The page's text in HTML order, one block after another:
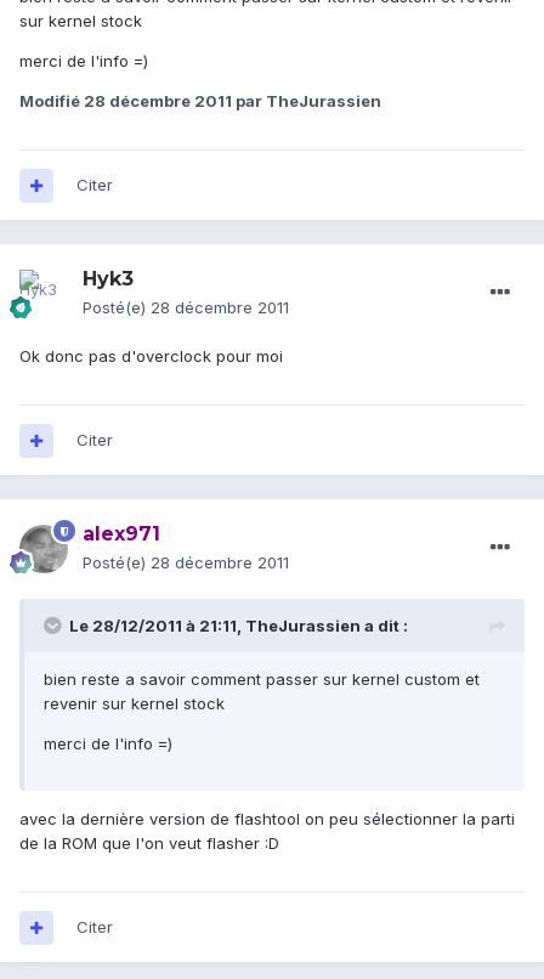
sur kernel stock
merci de l'info =)
Modifié 28 décembre 2011 par TheJurassien
Citer
Hyk3
Posté(e) 28 décembre 2011
Ok donc pas d'overclock pour moi
Citer
alex971
Posté(e) 28 décembre 2011
Le 28/12/2011 à 21:11, TheJurassien a dit :
bien reste a savoir comment passer sur kernel custom et
revenir sur kernel stock
merci de l'info =)
avec la dernière version de flashtool on peu sélectionner la parti
de la ROM que l'on veut flasher :D
Citer